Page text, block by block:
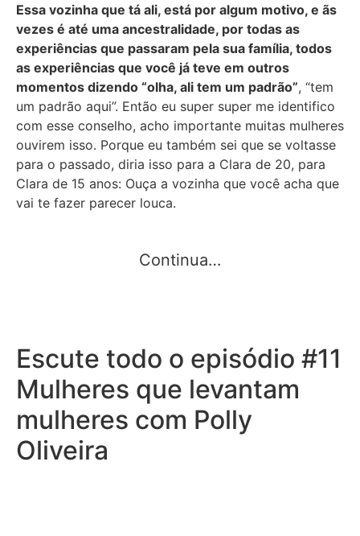
Essa vozinha que tá ali, está por algum motivo, e ãs
vezes é até uma ancestralidade, por todas as
experiências que passaram pela sua família, todos
as experiências que você já teve em outros
momentos dizendo “olha, ali tem um padrão”, “tem
um padrão aqui”. Então eu super super me identifico
com esse conselho, acho importante muitas mulheres
ouvirem isso. Porque eu também sei que se voltasse
para o passado, diria isso para a Clara de 20, para
Clara de 15 anos: Ouça a vozinha que você acha que
vai te fazer parecer louca.
Continua…
Escute todo o episódio #11
Mulheres que levantam
mulheres com Polly
Oliveira